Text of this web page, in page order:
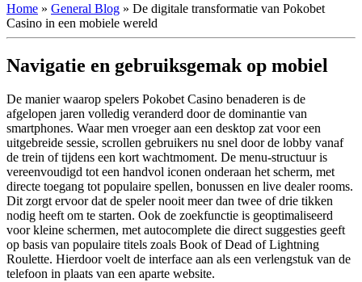
Home » General Blog » De digitale transformatie van Pokobet
Casino in een mobiele wereld
Navigatie en gebruiksgemak op mobiel
De manier waarop spelers Pokobet Casino benaderen is de
afgelopen jaren volledig veranderd door de dominantie van
smartphones. Waar men vroeger aan een desktop zat voor een
uitgebreide sessie, scrollen gebruikers nu snel door de lobby vanaf
de trein of tijdens een kort wachtmoment. De menu-structuur is
vereenvoudigd tot een handvol iconen onderaan het scherm, met
directe toegang tot populaire spellen, bonussen en live dealer rooms.
Dit zorgt ervoor dat de speler nooit meer dan twee of drie tikken
nodig heeft om te starten. Ook de zoekfunctie is geoptimaliseerd
voor kleine schermen, met autocomplete die direct suggesties geeft
op basis van populaire titels zoals Book of Dead of Lightning
Roulette. Hierdoor voelt de interface aan als een verlengstuk van de
telefoon in plaats van een aparte website.